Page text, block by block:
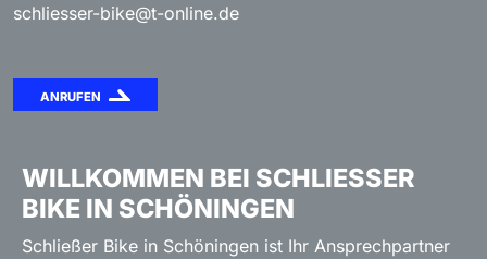
schliesser-bike@t-online.de
ANRUFEN
WILLKOMMEN BEI SCHLIESSER B
IKE IN SCHÖNINGEN
Schließer Bike in Schöningen ist Ihr Ansprechpartner